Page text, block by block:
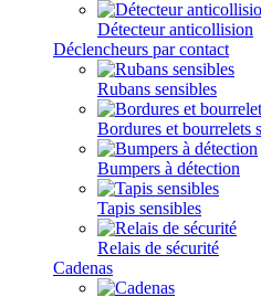
Détecteur anticollision
Déclencheurs par contact
Rubans sensibles
Bordures et bourrelets
Bumpers à détection
Tapis sensibles
Relais de sécurité
Cadenas